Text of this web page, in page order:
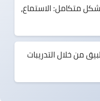
متكامل: الاستماع،
من خلال التدريبات